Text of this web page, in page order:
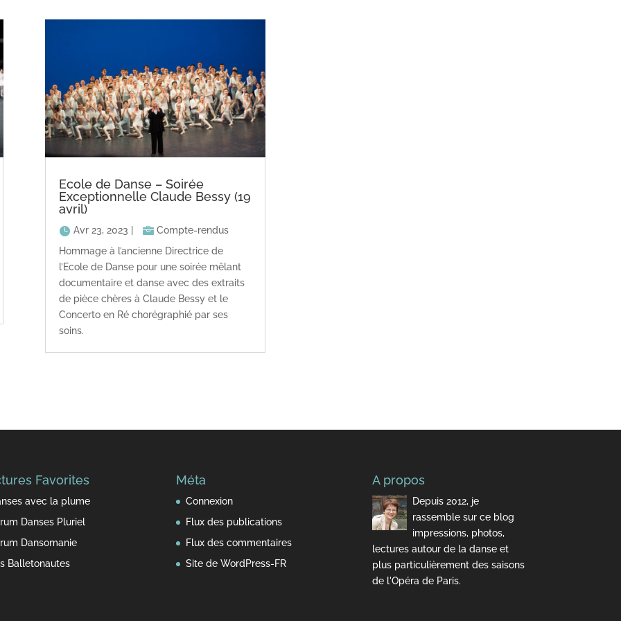
Ecole de Danse – Soirée
Exceptionnelle Claude Bessy (19
avril)
Avr 23, 2023
Compte-rendus
Hommage à l’ancienne Directrice de
l’Ecole de Danse pour une soirée mêlant
documentaire et danse avec des extraits
de pièce chères à Claude Bessy et le
Concerto en Ré chorégraphié par ses
soins.
Favorites
avec la plume
Danses Pluriel
Dansomanie
Balletonautes
Méta
Connexion
Flux des publications
Flux des commentaires
Site de WordPress-FR
A propos
Depuis 2012, je
rassemble sur ce blog
impressions, photos,
lectures autour de la danse et
plus particulièrement des saisons
de l'Opéra de Paris.